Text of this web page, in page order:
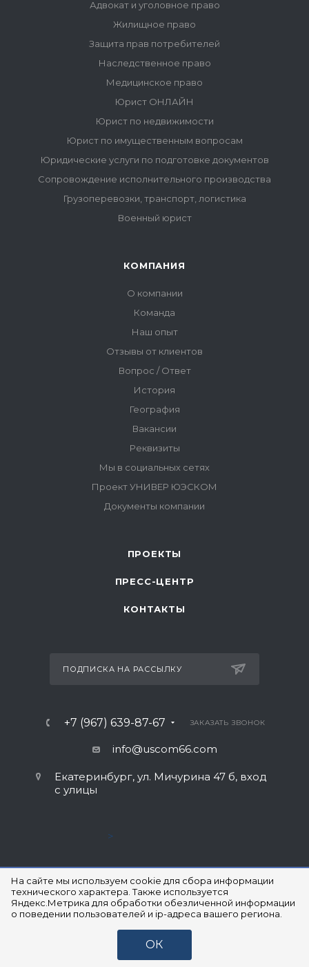
На сайте мы используем cookie для сбора информации
технического характера. Также используется
Яндекс.Метрика для обработки обезличенной информации
о поведении пользователей и ip-адреса вашего региона.
ОК
ПРОЕКТЫ
ПРЕСС-ЦЕНТР
КОНТАКТЫ
ПОДПИСКА НА РАССЫЛКУ
+7 (967) 639-87-67 ЗАКАЗАТЬ ЗВОНОК
info@uscom66.com
Екатеринбург, ул. Мичурина 47 б, вход
с улицы
>
ПОЛИТИКА КОНФИДЕНЦИАЛЬНОСТИ